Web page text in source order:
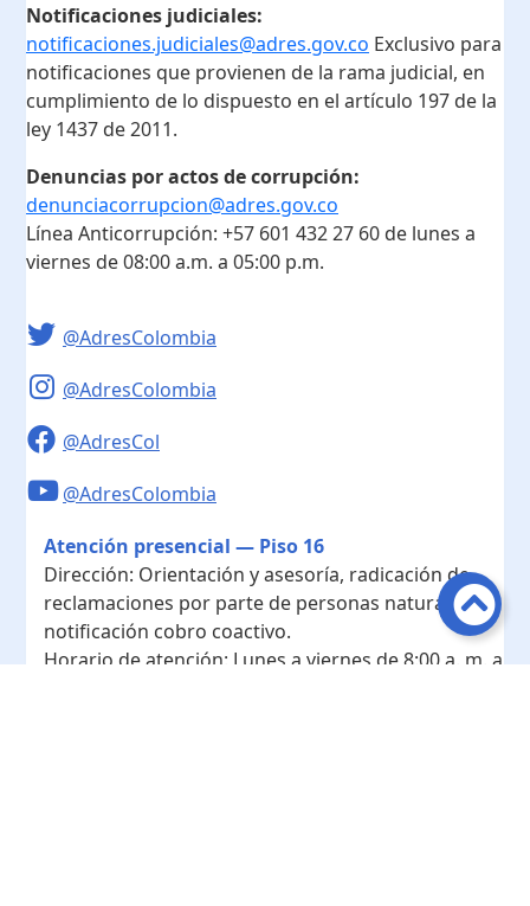
Notificaciones judiciales:
notificaciones.judiciales@adres.gov.co Exclusivo para
notificaciones que provienen de la rama judicial, en
cumplimiento de lo dispuesto en el artículo 197 de la
ley 1437 de 2011.
Denuncias por actos de corrupción:
denunciacorrupcion@adres.gov.co
Línea Anticorrupción: +57 601 432 27 60 de lunes a
viernes de 08:00 a.m. a 05:00 p.m.
@AdresColombia
@AdresColombia
@AdresCol
@AdresColombia
Atención presencial — Piso 16
Dirección: Orientación y asesoría, radicación de
reclamaciones por parte de personas naturales y
notificación cobro coactivo.
Horario de atención: Lunes a viernes de 8:00 a. m. a